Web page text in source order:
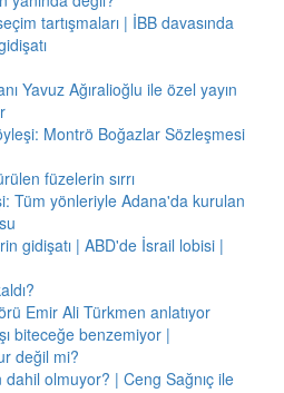
tartışmaları | İBB davasında
Yavuz Ağıralioğlu ile özel yayın
Montrö Boğazlar Sözleşmesi
füzelerin sırrı
Tüm yönleriyle Adana'da kurulan
gidişatı | ABD'de İsrail lobisi |
Emir Ali Türkmen anlatıyor
biteceğe benzemiyor |
değil mi?
olmuyor? | Ceng Sağnıç ile